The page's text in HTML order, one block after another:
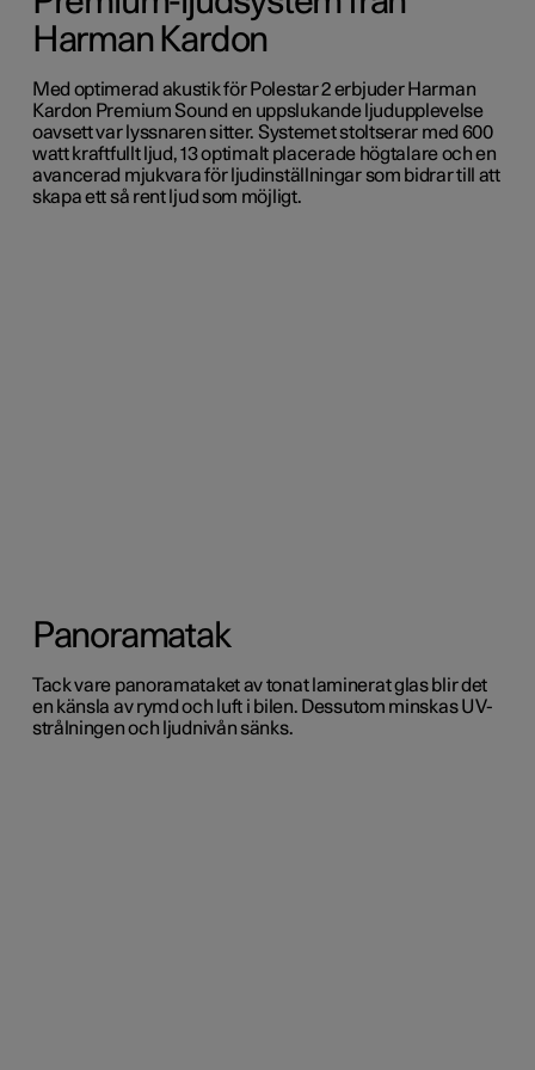
Harman Kardon
Med optimerad akustik för Polestar 2 erbjuder Harman
Kardon Premium Sound en uppslukande ljudupplevelse
oavsett var lyssnaren sitter. Systemet stoltserar med 600
watt kraftfullt ljud, 13 optimalt placerade högtalare och en
avancerad mjukvara för ljudinställningar som bidrar till att
skapa ett så rent ljud som möjligt.
Panoramatak
Tack vare panoramataket av tonat laminerat glas blir det
en känsla av rymd och luft i bilen. Dessutom minskas UV-
strålningen och ljudnivån sänks.